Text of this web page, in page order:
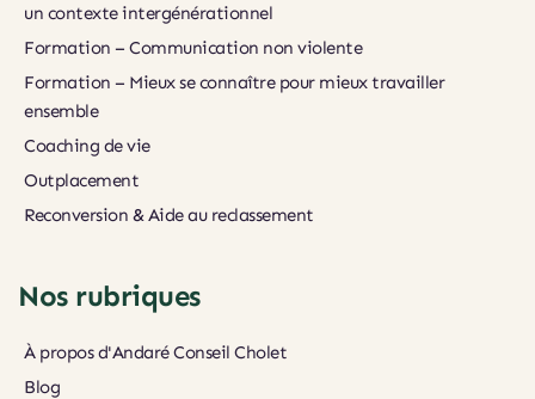
un contexte intergénérationnel
Formation – Communication non violente
Formation – Mieux se connaître pour mieux travailler
ensemble
Coaching de vie
Outplacement
Reconversion & Aide au reclassement
Nos rubriques
À propos d'Andaré Conseil Cholet
Blog